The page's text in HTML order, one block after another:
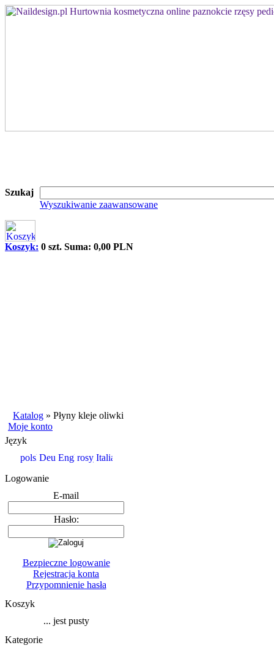
Szukaj
Wyszukiwanie zaawansowane
Koszyk: 0 szt. Suma: 0,00 PLN
Katalog » Płyny kleje oliwki
Moje konto
Język
Logowanie
E-mail
Hasło:
Bezpieczne logowanie
Rejestracja konta
Przypomnienie hasła
Koszyk
... jest pusty
Kategorie